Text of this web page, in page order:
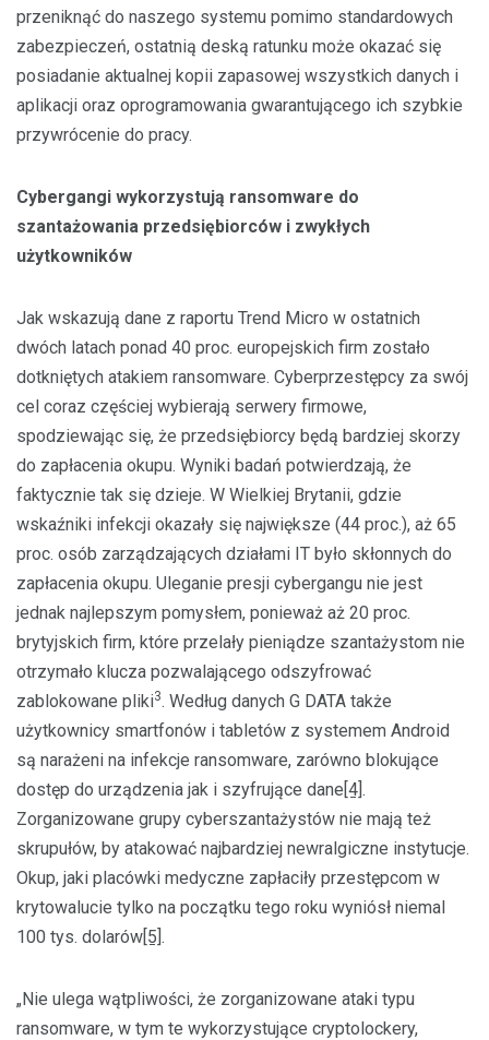
przeniknąć do naszego systemu pomimo standardowych
zabezpieczeń, ostatnią deską ratunku może okazać się
posiadanie aktualnej kopii zapasowej wszystkich danych i
aplikacji oraz oprogramowania gwarantującego ich szybkie
przywrócenie do pracy.
Cybergangi wykorzystują ransomware do
szantażowania przedsiębiorców i zwykłych
użytkowników
Jak wskazują dane z raportu Trend Micro w ostatnich
dwóch latach ponad 40 proc. europejskich firm zostało
dotkniętych atakiem ransomware. Cyberprzestępcy za swój
cel coraz częściej wybierają serwery firmowe,
spodziewając się, że przedsiębiorcy będą bardziej skorzy
do zapłacenia okupu. Wyniki badań potwierdzają, że
faktycznie tak się dzieje. W Wielkiej Brytanii, gdzie
wskaźniki infekcji okazały się największe (44 proc.), aż 65
proc. osób zarządzających działami IT było skłonnych do
zapłacenia okupu. Uleganie presji cybergangu nie jest
jednak najlepszym pomysłem, ponieważ aż 20 proc.
brytyjskich firm, które przelały pieniądze szantażystom nie
otrzymało klucza pozwalającego odszyfrować
zablokowane pliki3. Według danych G DATA także
użytkownicy smartfonów i tabletów z systemem Android
są narażeni na infekcje ransomware, zarówno blokujące
dostęp do urządzenia jak i szyfrujące dane[4].
Zorganizowane grupy cyberszantażystów nie mają też
skrupułów, by atakować najbardziej newralgiczne instytucje.
Okup, jaki placówki medyczne zapłaciły przestępcom w
krytowalucie tylko na początku tego roku wyniósł niemal
100 tys. dolarów[5].
„Nie ulega wątpliwości, że zorganizowane ataki typu
ransomware, w tym te wykorzystujące cryptolockery,